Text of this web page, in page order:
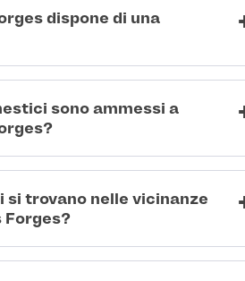
dispone di una
sono ammessi a
si trovano nelle vicinanze
Forges?